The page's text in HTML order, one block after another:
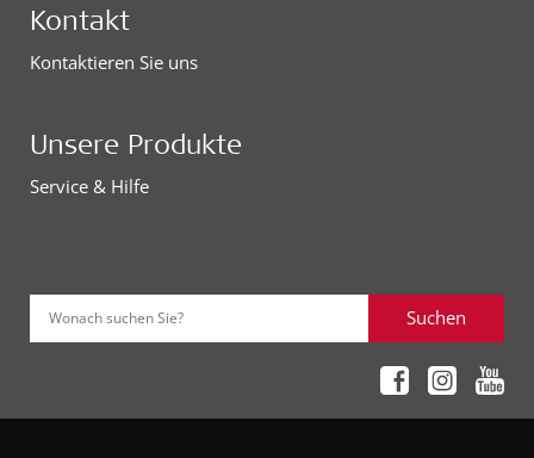
Kontakt
Kontaktieren Sie uns
Unsere Produkte
Service & Hilfe
Wonach suchen Sie? Suchen